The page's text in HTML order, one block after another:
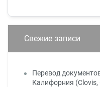
Свежие записи
Перевод
Калифорния